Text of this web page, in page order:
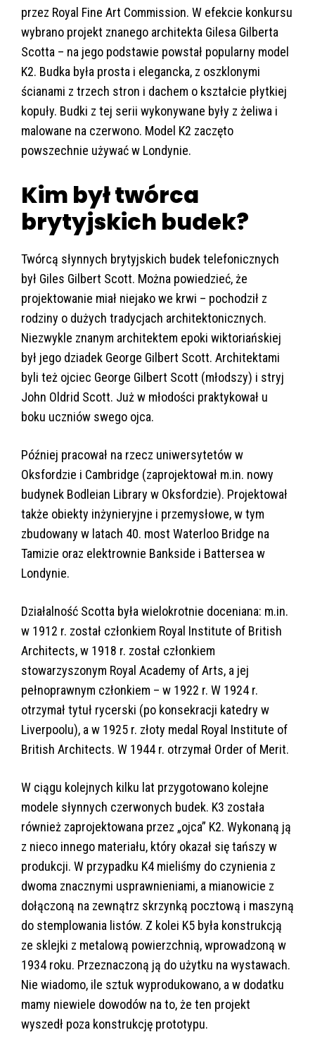
przez Royal Fine Art Commission. W efekcie konkursu
wybrano projekt znanego architekta Gilesa Gilberta
Scotta – na jego podstawie powstał popularny model
K2. Budka była prosta i elegancka, z oszklonymi
ścianami z trzech stron i dachem o kształcie płytkiej
kopuły. Budki z tej serii wykonywane były z żeliwa i
malowane na czerwono. Model K2 zaczęto
powszechnie używać w Londynie.
Kim był twórca
brytyjskich budek?
Twórcą słynnych brytyjskich budek telefonicznych
był Giles Gilbert Scott. Można powiedzieć, że
projektowanie miał niejako we krwi – pochodził z
rodziny o dużych tradycjach architektonicznych.
Niezwykle znanym architektem epoki wiktoriańskiej
był jego dziadek George Gilbert Scott. Architektami
byli też ojciec George Gilbert Scott (młodszy) i stryj
John Oldrid Scott. Już w młodości praktykował u
boku uczniów swego ojca.
Później pracował na rzecz uniwersytetów w
Oksfordzie i Cambridge (zaprojektował m.in. nowy
budynek Bodleian Library w Oksfordzie). Projektował
także obiekty inżynieryjne i przemysłowe, w tym
zbudowany w latach 40. most Waterloo Bridge na
Tamizie oraz elektrownie Bankside i Battersea w
Londynie.
Działalność Scotta była wielokrotnie doceniana: m.in.
w 1912 r. został członkiem Royal Institute of British
Architects, w 1918 r. został członkiem
stowarzyszonym Royal Academy of Arts, a jej
pełnoprawnym członkiem – w 1922 r. W 1924 r.
otrzymał tytuł rycerski (po konsekracji katedry w
Liverpoolu), a w 1925 r. złoty medal Royal Institute of
British Architects. W 1944 r. otrzymał Order of Merit.
W ciągu kolejnych kilku lat przygotowano kolejne
modele słynnych czerwonych budek. K3 została
również zaprojektowana przez „ojca” K2. Wykonaną ją
z nieco innego materiału, który okazał się tańszy w
produkcji. W przypadku K4 mieliśmy do czynienia z
dwoma znacznymi usprawnieniami, a mianowicie z
dołączoną na zewnątrz skrzynką pocztową i maszyną
do stemplowania listów. Z kolei K5 była konstrukcją
ze sklejki z metalową powierzchnią, wprowadzoną w
1934 roku. Przeznaczoną ją do użytku na wystawach.
Nie wiadomo, ile sztuk wyprodukowano, a w dodatku
mamy niewiele dowodów na to, że ten projekt
wyszedł poza konstrukcję prototypu.